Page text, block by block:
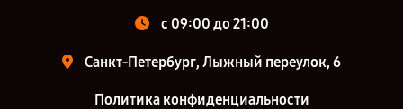
c 09:00 до 21:00
Санкт-Петербург, Лыжный переулок, 6
Политика конфиденциальности